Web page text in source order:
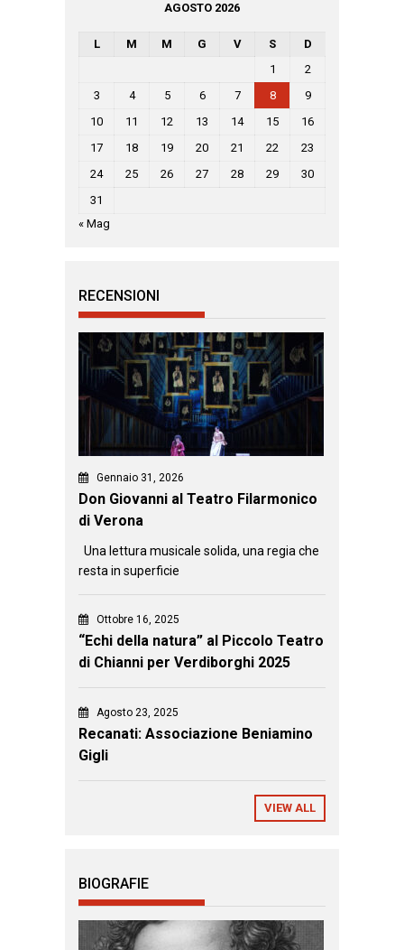
AGOSTO 2026
L M M G V S
D
1
2
3
4 5 6 7 8
9
10
11 12 13 14 15
16
17
18 19 20 21 22
23
24
25 26 27 28 29
30
31
« Mag
RECENSIONI
Gennaio 31, 2026
Don Giovanni al Teatro Filarmonico
di Verona
Una lettura musicale solida, una regia che
resta in superficie
Ottobre 16, 2025
“Echi della natura” al Piccolo Teatro
di Chianni per Verdiborghi 2025
Agosto 23, 2025
Recanati: Associazione Beniamino
Gigli
VIEW ALL
BIOGRAFIE